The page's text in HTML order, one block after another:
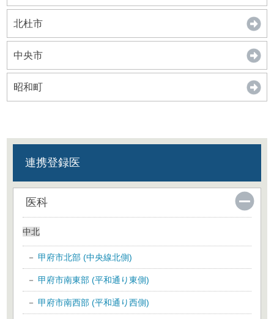
北杜市
中央市
昭和町
連携登録医
医科
中北
甲府市北部 (中央線北側)
甲府市南東部 (平和通り東側)
甲府市南西部 (平和通り西側)